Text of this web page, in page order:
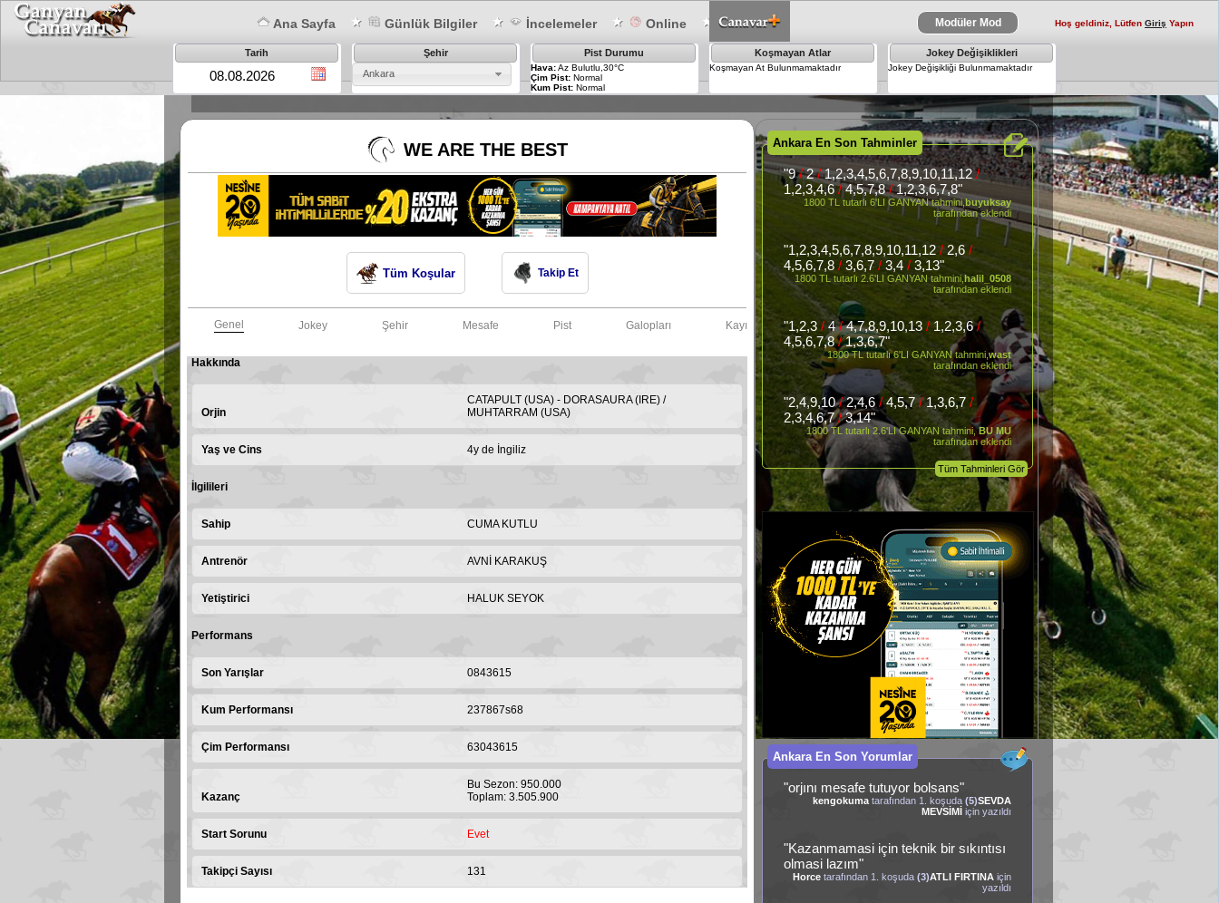
Ana Sayfa Günlük Bilgiler İncelemeler Online Modüler Mod Hoş geldiniz, Lütfen Giriş Yapın
Tarih
Şehir
Ankara
Pist Durumu
Hava:Az Bulutlu,30°C
Çim Pist:Normal
Kum Pist:Normal
Koşmayan Atlar
Koşmayan At Bulunmamaktadır
Jokey Değişiklikleri
Jokey Değişikliği Bulunmamaktadır
WE ARE THE BEST
Tüm Koşular Takip Et
Genel Jokey Şehir Mesafe Pist Galopları Kayıtları Kardeşleri
Hakkında
Orjin
CATAPULT (USA) - DORASAURA (IRE) /
MUHTARRAM (USA)
Yaş ve Cins 4y de İngiliz
İlgilileri
Sahip CUMA KUTLU
Antrenör AVNİ KARAKUŞ
Yetiştirici HALUK SEYOK
Performans
Son Yarışlar 0843615
Kum Performansı 237867s68
Çim Performansı 63043615
Kazanç
Bu Sezon: 950.000
Toplam: 3.505.900
Start Sorunu Evet
Takipçi Sayısı 131
Ankara En Son Tahminler
"9/2/1,2,3,4,5,6,7,8,9,10,11,12/
1,2,3,4,6/4,5,7,8/1,2,3,6,7,8"
1800 TL tutarlı 6'LI GANYAN tahmini,buyuksay
tarafından eklendi
"1,2,3,4,5,6,7,8,9,10,11,12/2,6/
4,5,6,7,8/ 3,6,7/ 3,4/ 3,13"
1800 TL tutarlı 2.6'LI GANYAN tahmini,halil_0508
tarafından eklendi
"1,2,3/4/4,7,8,9,10,13/1,2,3,6/
4,5,6,7,8/1,3,6,7"
1800 TL tutarlı 6'LI GANYAN tahmini,wast
tarafından eklendi
"2,4,9,10/2,4,6/4,5,7/1,3,6,7/
2,3,4,6,7/3,14"
1800 TL tutarlı 2.6'LI GANYAN tahmini,BU MU
tarafından eklendi
Tüm Tahminleri Gör
Ankara En Son Yorumlar
"orjını mesafe tutuyor bolsans"
kengokuma tarafından 1. koşuda(5)SEVDA
MEVSİMİ için yazıldı
"Kazanmamasi için teknik bir sıkıntısı
olmasi lazım"
Horce tarafından 1. koşuda(3)ATLI FIRTINA için
yazıldı
×